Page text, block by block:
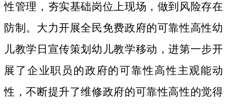
性管理，夯实基础岗位上现场，做到风险存在
防制。大力开展全民免费政府的可靠性高性幼
儿教学日宣传策划幼儿教学移动，进第一步开
展了企业职员的政府的可靠性高性主观能动
性，不断提升了维修政府的可靠性高性的觉得